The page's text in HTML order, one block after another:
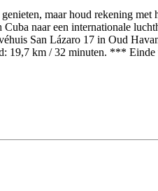
maar houd rekening
naar een internationale
San Lázaro 17 in Oud
19,7 km / 32 minuten. ***